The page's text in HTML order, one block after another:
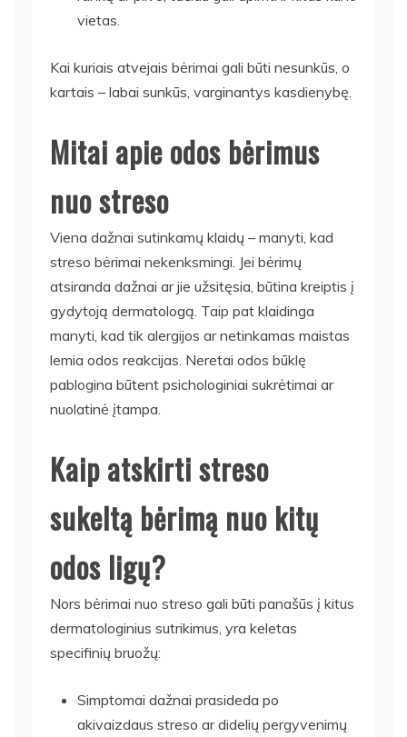
vietas.
Kai kuriais atvejais bėrimai gali būti nesunkūs, o
kartais – labai sunkūs, varginantys kasdienybę.
Mitai apie odos bėrimus
nuo streso
Viena dažnai sutinkamų klaidų – manyti, kad
streso bėrimai nekenksmingi. Jei bėrimų
atsiranda dažnai ar jie užsitęsia, būtina kreiptis į
gydytoją dermatologą. Taip pat klaidinga
manyti, kad tik alergijos ar netinkamas maistas
lemia odos reakcijas. Neretai odos būklę
pablogina būtent psichologiniai sukrėtimai ar
nuolatinė įtampa.
Kaip atskirti streso
sukeltą bėrimą nuo kitų
odos ligų?
Nors bėrimai nuo streso gali būti panašūs į kitus
dermatologinius sutrikimus, yra keletas
specifinių bruožų:
Simptomai dažnai prasideda po
akivaizdaus streso ar didelių pergyvenimų